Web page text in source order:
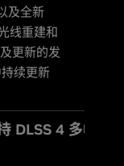
及全新
线重建和
更新的发
续更新
DLSS 4 多帧